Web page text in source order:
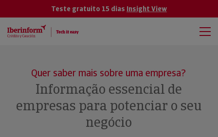
Teste gratuito 15 dias Insight View
Quer saber mais sobre uma empresa?
Informação essencial de
empresas para potenciar o seu
negócio